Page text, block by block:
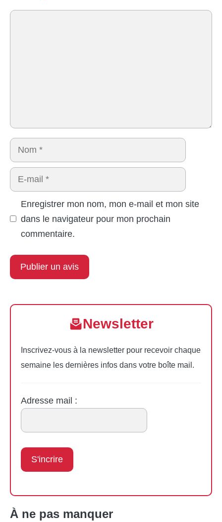
Commentaire
Nom
E-
mail
Enregistrer mon nom, mon e-mail et mon site
dans le navigateur pour mon prochain
commentaire.
Newsletter
Inscrivez-vous à la newsletter pour recevoir chaque
semaine les dernières infos dans votre boîte mail.
Adresse mail :
À ne pas manquer